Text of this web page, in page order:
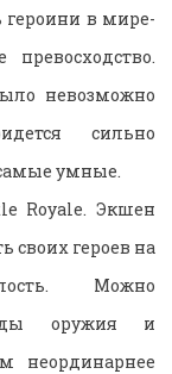
в мире-
невозможно
сильно
умные.
Royale. Экшен
своих героев на
Можно
оружия и
неординарнее